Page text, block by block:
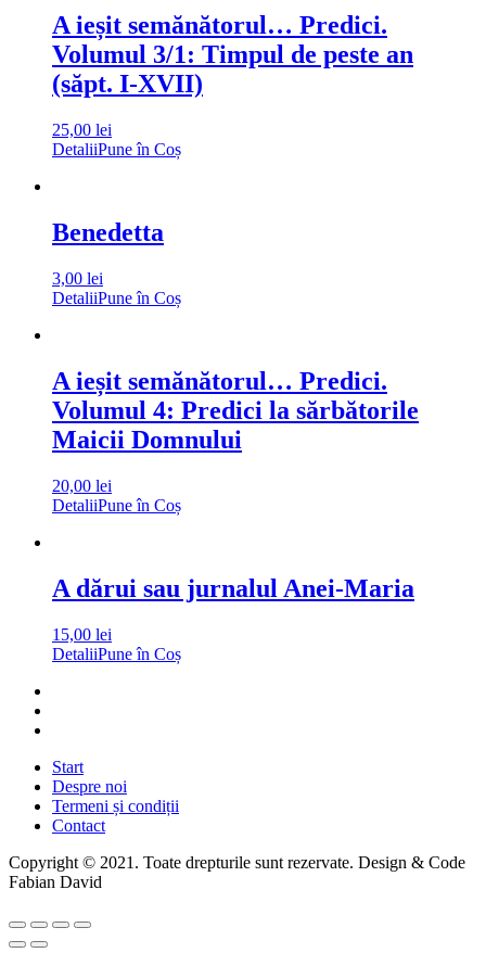
A ieșit semănătorul… Predici.
Volumul 3/1: Timpul de peste an
(săpt. I-XVII)
25,00 lei
DetaliiPune în Coș
Benedetta
3,00 lei
DetaliiPune în Coș
A ieșit semănătorul… Predici.
Volumul 4: Predici la sărbătorile
Maicii Domnului
20,00 lei
DetaliiPune în Coș
A dărui sau jurnalul Anei-Maria
15,00 lei
DetaliiPune în Coș
Start
Despre noi
Termeni și condiții
Contact
Copyright © 2021. Toate drepturile sunt rezervate. Design & Code
Fabian David